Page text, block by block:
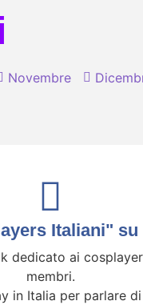
Novembre
Italiani" su
dedicato ai
membri.
in Italia per parlare